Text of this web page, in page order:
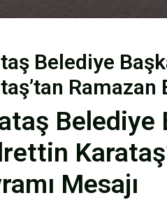
Belediye
Ramazan
Belediye
Mesajı